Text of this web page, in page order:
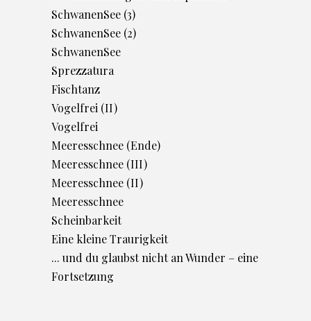
SchwanenSee (3)
SchwanenSee (2)
SchwanenSee
Sprezzatura
Fischtanz
Vogelfrei (II)
Vogelfrei
Meeresschnee (Ende)
Meeresschnee (III)
Meeresschnee (II)
Meeresschnee
Scheinbarkeit
Eine kleine Traurigkeit
... und du glaubst nicht an Wunder – eine
Fortsetzung